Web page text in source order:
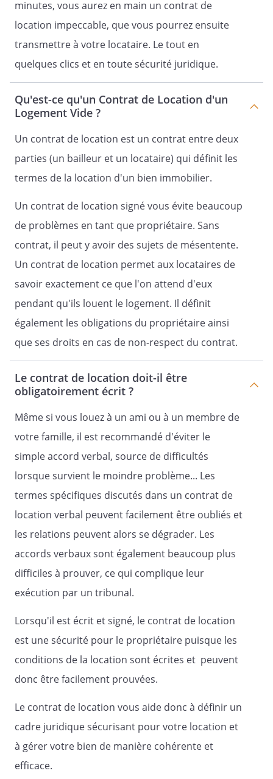
Les provisions de charges feront l'objet
d'une régularisation annuelle
matérialisée par la communication des
propriétaire au titre de l’exercice
précédent
. Un mois avant la régularisation, le
propriétaire communiquera au
de répartition des charges. Pendant un
mois à compter de l'envoi dudit
pièces justificatives produites.
Article 11 – Quittances et reçus
Lorsque le locataire en fera la demande,
le
propriétaire
lui transmettra une quittance, qui pourra
être dématérialisée, gratuitement. Dans
tous les cas où le locataire effectuera un
paiement partiel, le
propriétaire
lui délivrera un reçu.
La quittance portera le détail des
distinguant le loyer et les charges.
Le montant du loyer et des charges ne
sera considéré comme réglé qu’après
avoir été dûment encaissé, et ce en dépit
de la délivrance d’une quittance.
Article 12 – Dépôt de garantie
Article 13 – Obligations des parties -
Conditions générales
A – Obligations du
s'engage à :
remettre au locataire un logement
décent au sens des articles 2, 3 et 4 du
janvier 2002. Sur le fondement de
minutes, vous aurez en main un contrat de
location impeccable, que vous pourrez ensuite
transmettre à votre locataire. Le tout en
quelques clics et en toute sécurité juridique.
Qu'est-ce qu'un Contrat de Location d'un
Logement Vide ?
Un contrat de location est un contrat entre deux
parties (un bailleur et un locataire) qui définit les
termes de la location d'un bien immobilier.
Un contrat de location signé vous évite beaucoup
de problèmes en tant que propriétaire. Sans
contrat, il peut y avoir des sujets de mésentente.
Un contrat de location permet aux locataires de
savoir exactement ce que l'on attend d'eux
pendant qu'ils louent le logement. Il définit
également les obligations du propriétaire ainsi
que ses droits en cas de non-respect du contrat.
Le contrat de location doit-il être
obligatoirement écrit ?
Même si vous louez à un ami ou à un membre de
votre famille, il est recommandé d'éviter le
simple accord verbal, source de difficultés
lorsque survient le moindre problème... Les
termes spécifiques discutés dans un contrat de
location verbal peuvent facilement être oubliés et
les relations peuvent alors se dégrader. Les
accords verbaux sont également beaucoup plus
difficiles à prouver, ce qui complique leur
exécution par un tribunal.
Lorsqu'il est écrit et signé, le contrat de location
est une sécurité pour le propriétaire puisque les
conditions de la location sont écrites et peuvent
donc être facilement prouvées.
Le contrat de location vous aide donc à définir un
cadre juridique sécurisant pour votre location et
à gérer votre bien de manière cohérente et
efficace.